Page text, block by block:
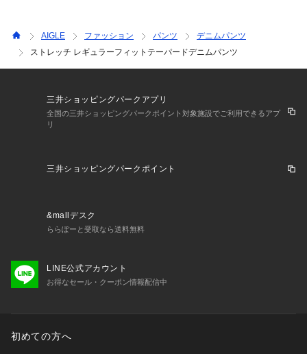
AIGLE ファッション パンツ
デニムパンツ
ストレッチ レギュラーフィットテーパードデニムパンツ
三井ショッピングパークアプリ
全国の三井ショッピングパークポイント対象施設でご利用できるアプ
リ
三井ショッピングパークポイント
&mallデスク
ららぽーと受取なら送料無料
LINE公式アカウント
お得なセール・クーポン情報配信中
初めての方へ